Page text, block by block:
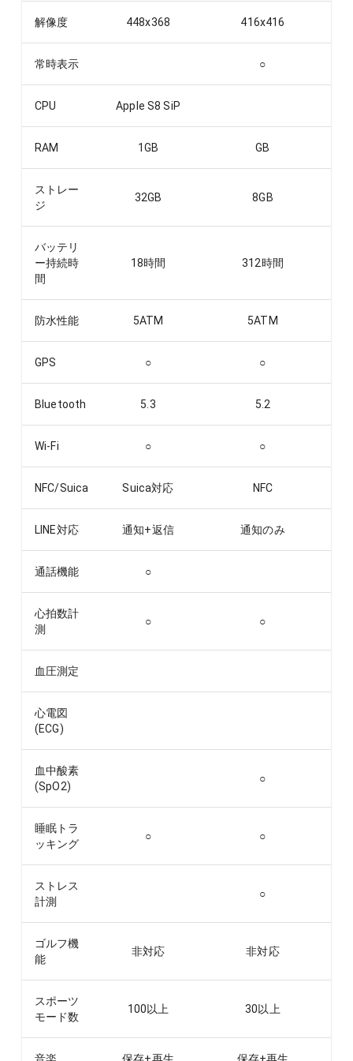
解像度 448x368 416x416
常時表示 ○
CPU Apple S8 SiP
RAM 1GB GB
ストレー
ジ
32GB 8GB
バッテリ
ー持続時
間
18時間 312時間
防水性能 5ATM 5ATM
GPS ○ ○
Bluetooth 5.3 5.2
Wi-Fi ○ ○
NFC/Suica Suica対応 NFC
LINE対応 通知+返信 通知のみ
通話機能 ○
心拍数計
測
○ ○
血圧測定
心電図
(ECG)
血中酸素
(SpO2)
○
睡眠トラ
ッキング
○ ○
ストレス
計測
○
ゴルフ機
能
非対応 非対応
スポーツ
モード数
100以上 30以上